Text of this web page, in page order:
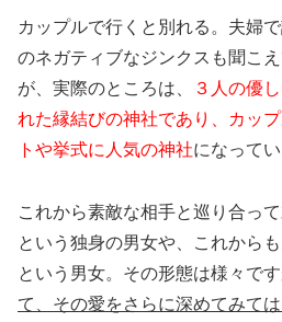
カップルで行くと別れる。夫婦
のネガティブなジンクスも聞こ
が、実際のところは、
３人の優
れた縁結びの神社であり、カッ
トや挙式に人気の神社になってい
これから素敵な相手と巡り合っ
という独身の男女や、これから
という男女。その形態は様々です
て、その愛をさらに深めてみては